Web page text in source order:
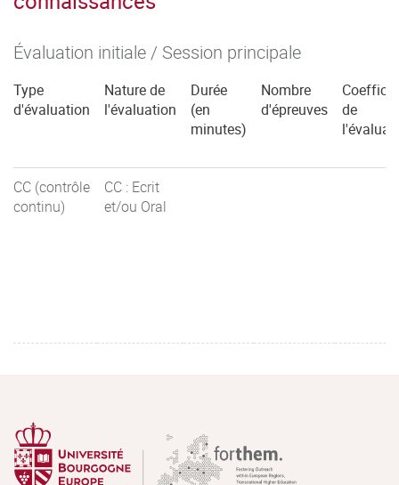
Évaluation initiale / Session principale
Type
d'évaluation
Nature de
l'évaluation
Durée
(en
minutes)
Nombre
d'épreuves
de
CC (contrôle
continu)
CC : Ecrit
et/ou Oral